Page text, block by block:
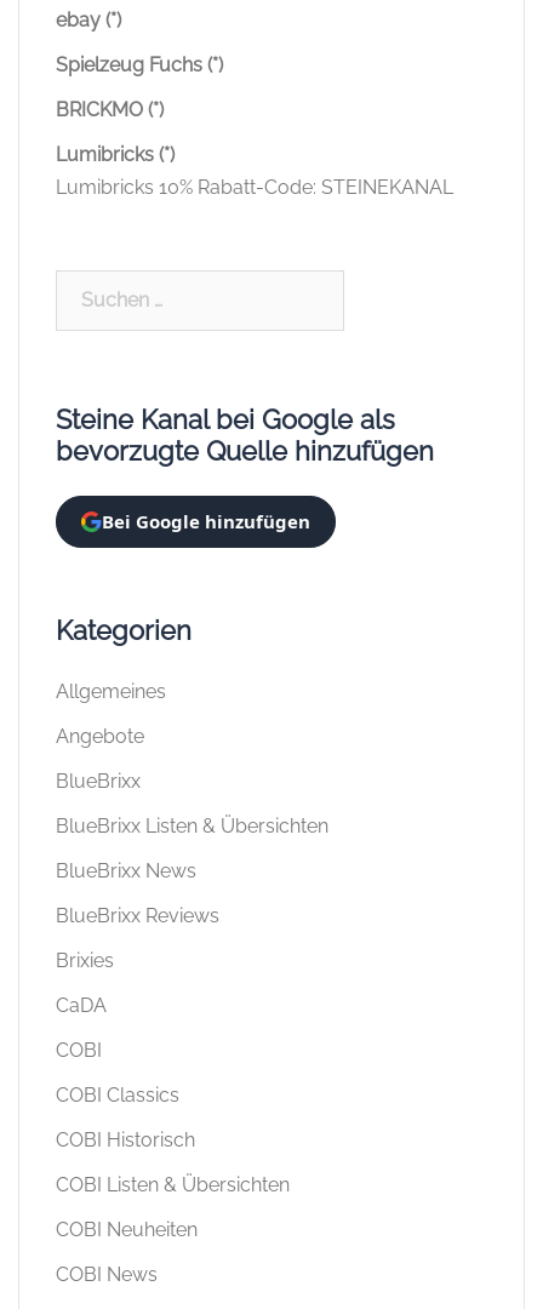
ebay (*)
Spielzeug Fuchs (*)
BRICKMO (*)
Lumibricks (*)
Lumibricks 10% Rabatt-Code: STEINEKANAL
Steine Kanal bei Google als
bevorzugte Quelle hinzufügen
Bei Google hinzufügen
Kategorien
Allgemeines
Angebote
BlueBrixx
BlueBrixx Listen & Übersichten
BlueBrixx News
BlueBrixx Reviews
Brixies
CaDA
COBI
COBI Classics
COBI Historisch
COBI Listen & Übersichten
COBI Neuheiten
COBI News